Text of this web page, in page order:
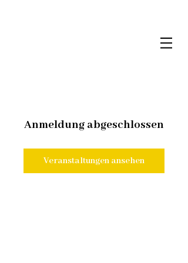
Anmeldung abgeschlossen
Veranstaltungen ansehen